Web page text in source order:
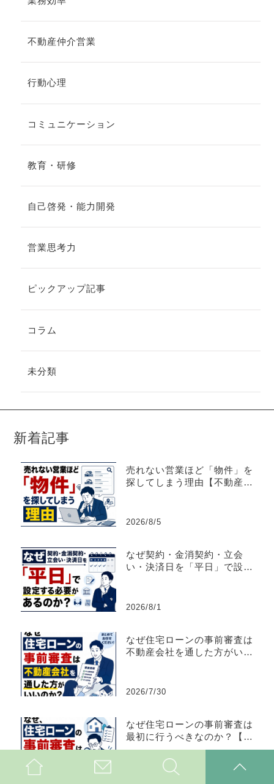
不動産仲介営業
行動心理
コミュニケーション
教育・研修
自己啓発・能力開発
営業思考力
ピックアップ記事
コラム
未分類
新着記事
売れない営業ほど「物件」を
探してしまう理由【不動産売
2026/8/5
なぜ契約・金消契約・立会
い・決済日を「平日」で設定
2026/8/1
なぜ住宅ローンの事前審査は
不動産会社を通した方がいい
2026/7/30
なぜ住宅ローンの事前審査は
最初に行うべきなのか？【不
動産売買仲介営業】